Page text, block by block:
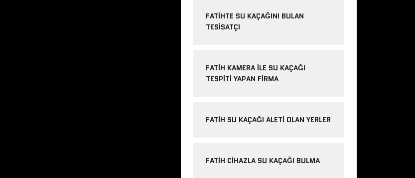
FATIHTE SU KAÇAĞINI BULAN
TESISATÇI
FATIH KAMERA ILE SU KAÇAĞI
TESPITI YAPAN FIRMA
FATIH SU KAÇAĞI ALETI OLAN YERLER
FATIH CIHAZLA SU KAÇAĞI BULMA